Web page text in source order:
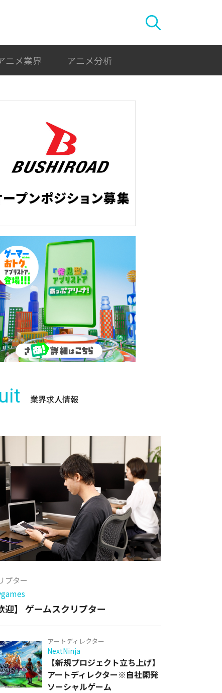
ニメ業界 アニメ分析
業界求人情報
プター
迎】 ゲームスクリプター
アートディレクター
NextNinja
【新規プロジェクト立ち上げ】
アートディレクター※自社開発
ソーシャルゲーム